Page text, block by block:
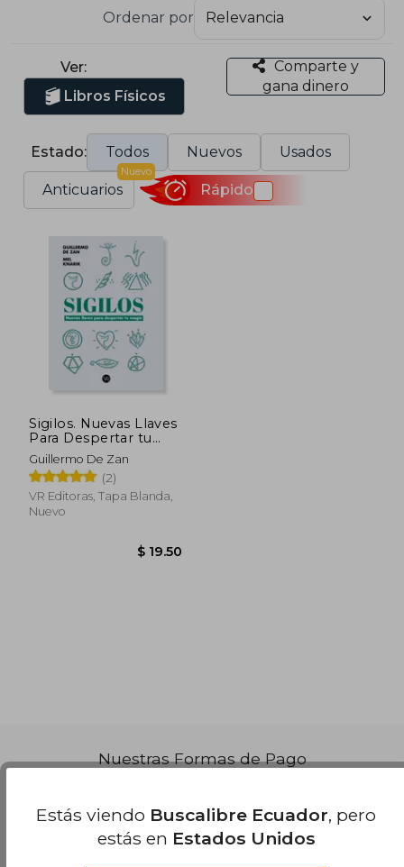
Ordenar por
Ver:
Libros Físicos
Comparte y
gana dinero
Estado: Todos Nuevos Usados
Anticuarios
Nuevo
Rápido
Sigilos. Nuevas Llaves
Para Despertar tu
Magia
Guillermo De Zan
(2)
VR Editoras, Tapa Blanda,
Nuevo
Nuestras Formas de Pago
Estás viendo Buscalibre Ecuador, pero
estás en Estados Unidos